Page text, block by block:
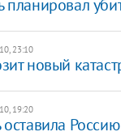
планировал
23:10
новый
19:20
оставила